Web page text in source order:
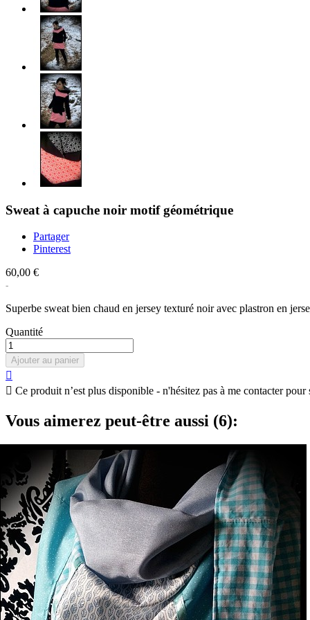
Sweat à capuche noir motif géométrique
Partager
Pinterest
60,00 €
Superbe sweat bien chaud en jersey texturé noir avec plastron en
Quantité
Ajouter au panier

 Ce produit n’est plus disponible - n'hésitez pas à me contacter
Vous aimerez peut-être aussi (6):